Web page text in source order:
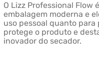
O Lizz Professional Flow
embalagem moderna e
uso pessoal quanto para
protege o produto e
inovador do secador.